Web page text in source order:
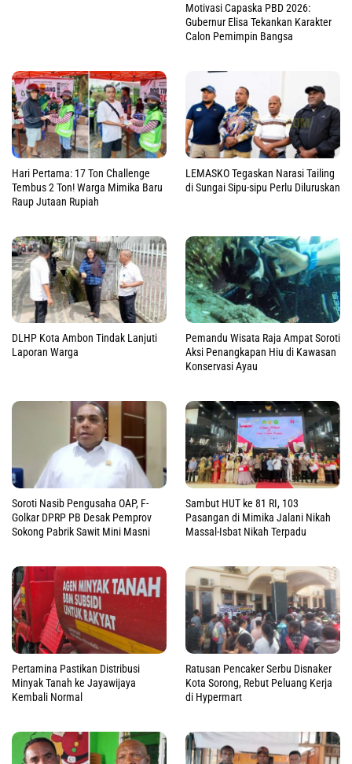
Motivasi Capaska PBD 2026:
Gubernur Elisa Tekankan Karakter
Calon Pemimpin Bangsa
Hari Pertama: 17 Ton Challenge
Tembus 2 Ton! Warga Mimika Baru
Raup Jutaan Rupiah
LEMASKO Tegaskan Narasi Tailing
di Sungai Sipu-sipu Perlu Diluruskan
DLHP Kota Ambon Tindak Lanjuti
Laporan Warga
Pemandu Wisata Raja Ampat Soroti
Aksi Penangkapan Hiu di Kawasan
Konservasi Ayau
Soroti Nasib Pengusaha OAP, F-
Golkar DPRP PB Desak Pemprov
Sokong Pabrik Sawit Mini Masni
Sambut HUT ke 81 RI, 103
Pasangan di Mimika Jalani Nikah
Massal-Isbat Nikah Terpadu
Pertamina Pastikan Distribusi
Minyak Tanah ke Jayawijaya
Kembali Normal
Ratusan Pencaker Serbu Disnaker
Kota Sorong, Rebut Peluang Kerja
di Hypermart